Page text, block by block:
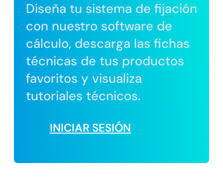
Diseña tu sistema de fijación
con nuestro software de
cálculo, descarga las fichas
técnicas de tus productos
favoritos y visualiza
tutoriales técnicos.
INICIAR SESIÓN